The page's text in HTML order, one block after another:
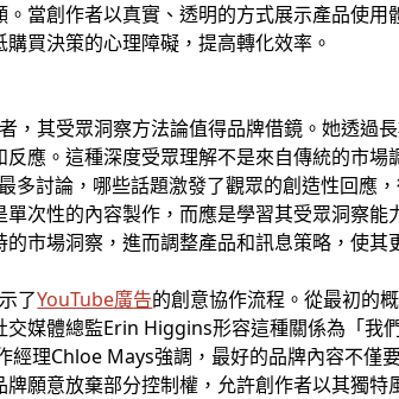
當創作者以真實、透明的方式展示產品使
買決策的心理障礙，提高轉化效率。
，其受眾洞察方法論值得品牌借鏡。她透過
應。這種深度受眾理解不是來自傳統的市
多討論，哪些話題激發了觀眾的創造性回應
次性的內容製作，而應是學習其受眾洞察
市場洞察，進而調整產品和訊息策略，使其
了YouTube廣告的創意協作流程。從最初的
媒體總監Erin Higgins形容這種關係為「我
理Chloe Mays強調，最好的品牌內容不僅
願意放棄部分控制權，允許創作者以其獨